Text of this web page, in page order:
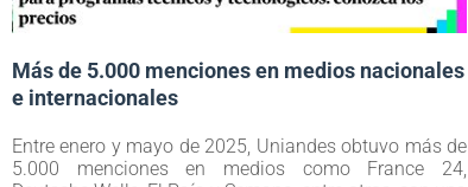
Más de 5.000 menciones en medios nacionales
e internacionales
Entre enero y mayo de 2025, Uniandes obtuvo más de
5.000 menciones en medios como France 24,